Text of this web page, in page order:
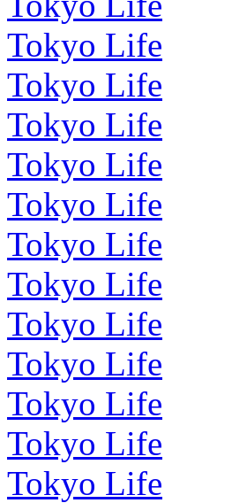
Tokyo Life
Tokyo Life
Tokyo Life
Tokyo Life
Tokyo Life
Tokyo Life
Tokyo Life
Tokyo Life
Tokyo Life
Tokyo Life
Tokyo Life
Tokyo Life